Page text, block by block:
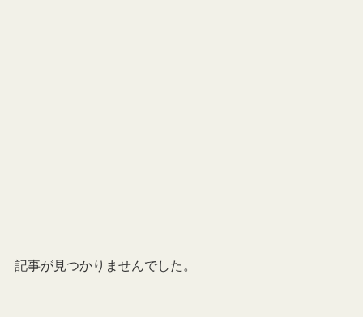
記事が見つかりませんでした。